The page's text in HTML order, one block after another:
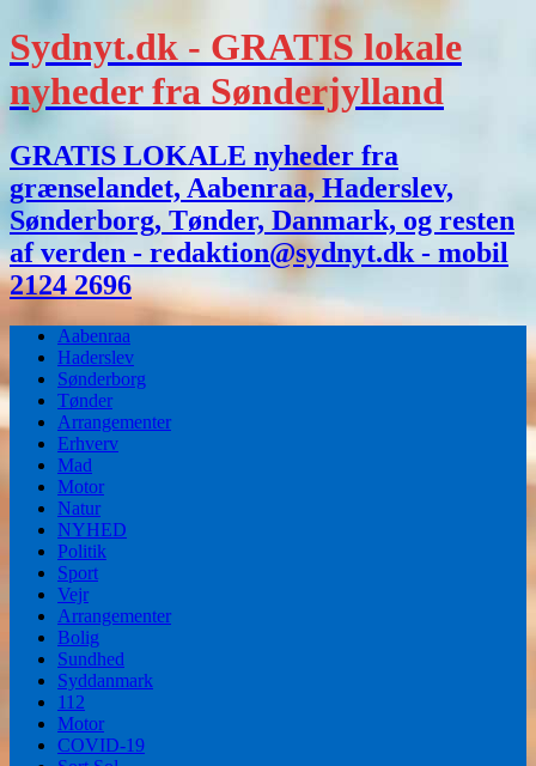
Sydnyt.dk - GRATIS lokale
nyheder fra Sønderjylland
GRATIS LOKALE nyheder fra
grænselandet, Aabenraa, Haderslev,
Sønderborg, Tønder, Danmark, og resten
af verden - redaktion@sydnyt.dk - mobil
2124 2696
Aabenraa
Haderslev
Sønderborg
Tønder
Arrangementer
Erhverv
Mad
Motor
Natur
NYHED
Politik
Sport
Vejr
Arrangementer
Bolig
Sundhed
Syddanmark
112
Motor
COVID-19